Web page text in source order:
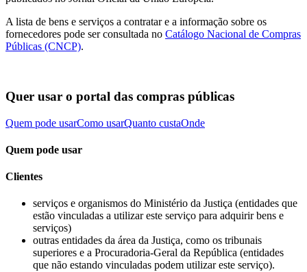
A lista de bens e serviços a contratar e a informação sobre os
fornecedores pode ser consultada no Catálogo Nacional de Compras
Públicas (CNCP).
Quer usar o portal das compras públicas
Quem pode usarComo usarQuanto custaOnde
Quem pode usar
Clientes
serviços e organismos do Ministério da Justiça (entidades que
estão vinculadas a utilizar este serviço para adquirir bens e
serviços)
outras entidades da área da Justiça, como os tribunais
superiores e a Procuradoria-Geral da República (entidades
que não estando vinculadas podem utilizar este serviço).